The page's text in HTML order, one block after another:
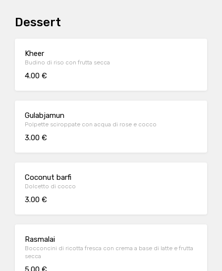
Dessert
Kheer
Budino di riso con frutta secca
4.00 €
Gulabjamun
Polpette sciroppate con acqua di rose e cocco
3.00 €
Coconut barfi
Dolcetto di cocco
3.00 €
Rasmalai
Bocconcini di ricotta fresca con crema a base di latte e frutta
secca